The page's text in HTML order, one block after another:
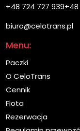
+48 724 727 939+48
biuro@celotrans.pl
Menu:
Paczki
O CeloTrans
Cennik
Flota
Rezerwacja